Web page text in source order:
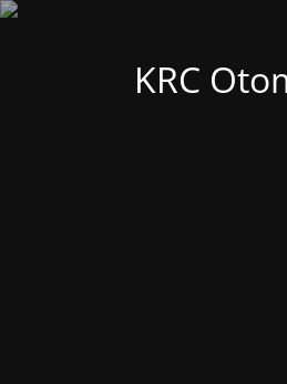
KRC